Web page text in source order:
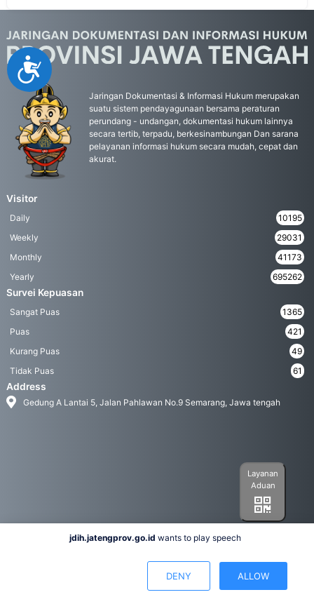
Accessibility
Jaringan Dokumentasi & Informasi Hukum merupakan
suatu sistem pendayagunaan bersama peraturan
perundang - undangan, dokumentasi hukum lainnya
secara tertib, terpadu, berkesinambungan Dan sarana
pelayanan informasi hukum secara mudah, cepat dan
akurat.
Visitor
Daily
10195
Weekly
29031
Monthly
41173
Yearly
695262
Survei Kepuasan
Sangat Puas
1365
Puas
421
Kurang Puas
49
Tidak Puas
61
Address
Gedung A Lantai 5, Jalan Pahlawan No.9 Semarang, Jawa tengah
Layanan
Aduan
Hak Cipta 2022© Biro Hukum Pemerintah Provinsi Jawa Tengah
jdih.jatengprov.go.id wants to play speech
DENY ALLOW